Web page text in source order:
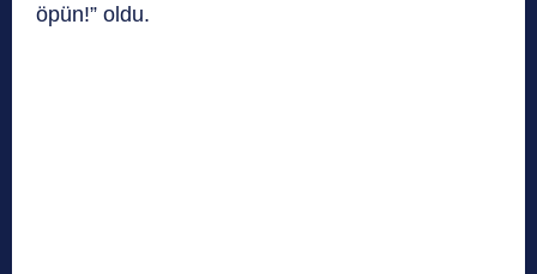
öpün!” oldu.